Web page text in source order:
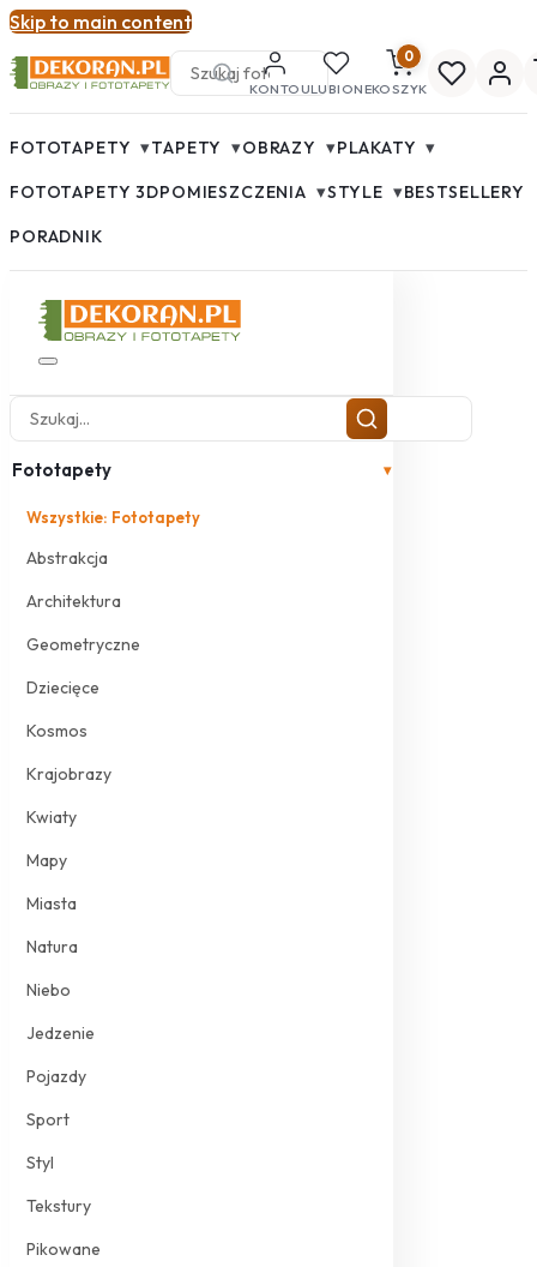
Skip to main content
KONTOULUBIONE
0
KOSZYK
FOTOTAPETY ▾TAPETY ▾OBRAZY ▾PLAKATY ▾
FOTOTAPETY 3DPOMIESZCZENIA ▾STYLE ▾BESTSELLERY
PORADNIK
Fototapety ▾
Wszystkie: Fototapety
Abstrakcja
Architektura
Geometryczne
Dziecięce
Kosmos
Krajobrazy
Kwiaty
Mapy
Miasta
Natura
Niebo
Jedzenie
Pojazdy
Sport
Styl
Tekstury
Pikowane